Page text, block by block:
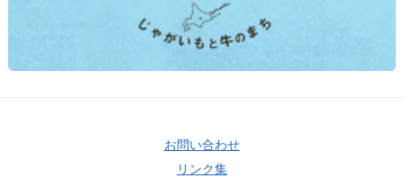
お問い合わせ
リンク集